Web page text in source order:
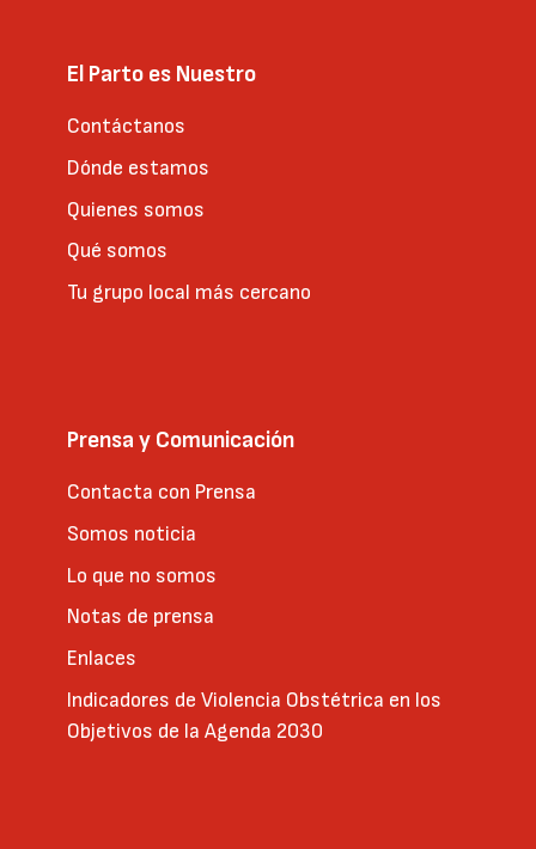
El Parto es Nuestro
Contáctanos
Dónde estamos
Quienes somos
Qué somos
Tu grupo local más cercano
Prensa y Comunicación
Contacta con Prensa
Somos noticia
Lo que no somos
Notas de prensa
Enlaces
Indicadores de Violencia Obstétrica en los
Objetivos de la Agenda 2030